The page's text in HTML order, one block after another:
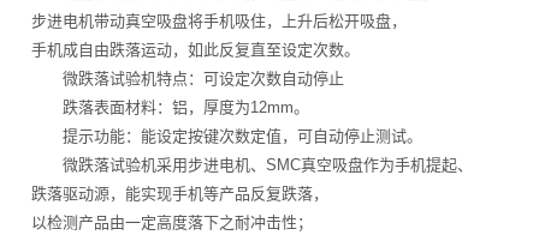
步进电机带动真空吸盘将手机吸住，上升后松开吸盘，
手机成自由跌落运动，如此反复直至设定次数。
微跌落试验机特点：可设定次数自动停止
跌落表面材料：铝，厚度为12mm。
提示功能：能设定按键次数定值，可自动停止测试。
微跌落试验机采用步进电机、SMC真空吸盘作为手机提起、
跌落驱动源，能实现手机等产品反复跌落，
以检测产品由一定高度落下之耐冲击性；